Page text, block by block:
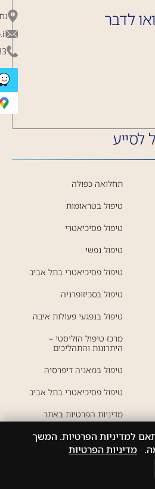
לדבר
לסייע
תחלואה כפולה
טיפול בטראומות
טיפול פסיכיאטרי
טיפול נפשי
טיפול פסיכיאטרי בתל אביב
טיפול בסכיזופרניה
טיפול בנפגעי פעולות איבה
מרכז טיפול הוליסטי –
היתרונות והתהליכים
טיפול במאניה דיפרסיה
טיפול פסיכיאטרי בתל אביב
מדיניות הפרטיות באתר
למדיניות הפרטיות. המשך
מדיניות הפרטיות